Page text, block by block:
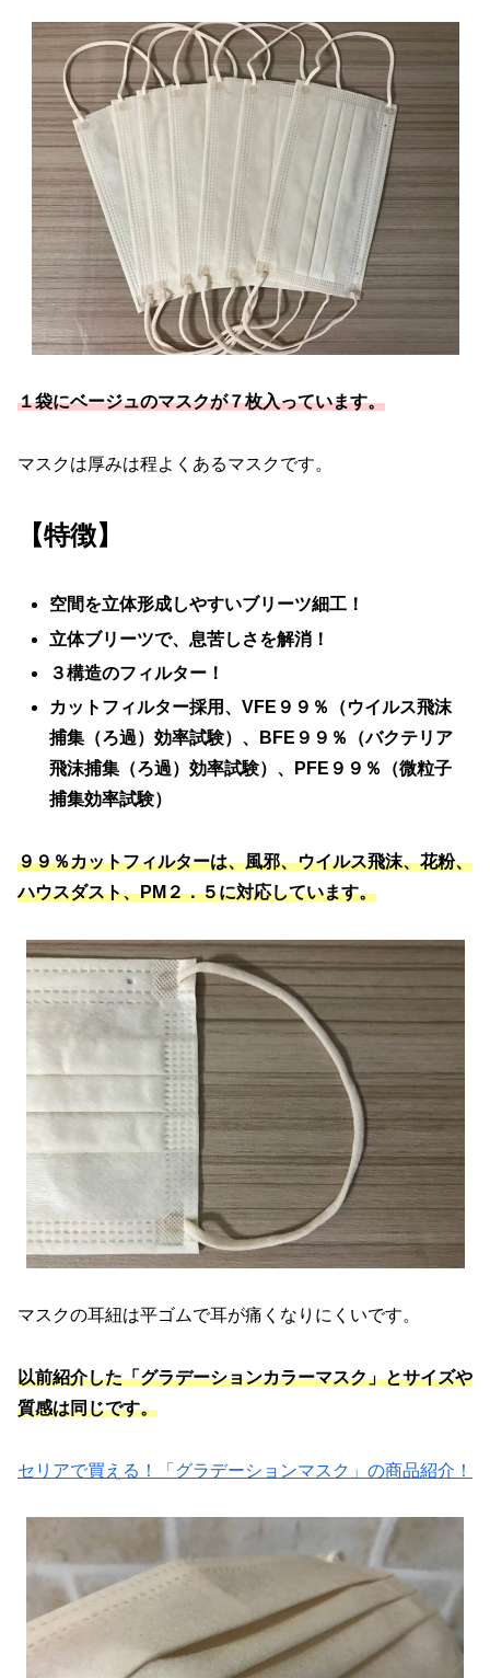
１袋にベージュのマスクが７枚入っています。
マスクは厚みは程よくあるマスクです。
【特徴】
空間を立体形成しやすいブリーツ細工！
立体ブリーツで、息苦しさを解消！
３構造のフィルター！
カットフィルター採用、VFE９９％（ウイルス飛沫
捕集（ろ過）効率試験）、BFE９９％（バクテリア
飛沫捕集（ろ過）効率試験）、PFE９９％（微粒子
捕集効率試験）
９９％カットフィルターは、風邪、ウイルス飛沫、花粉、
ハウスダスト、PM２．５に対応しています。
マスクの耳紐は平ゴムで耳が痛くなりにくいです。
以前紹介した「グラデーションカラーマスク」とサイズや
質感は同じです。
セリアで買える！「グラデーションマスク」の商品紹介！